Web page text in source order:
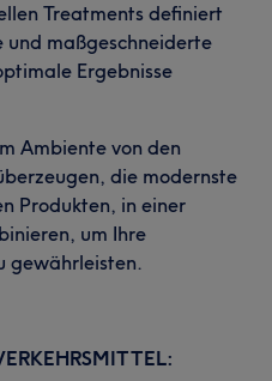
Treatments definiert
und maßgeschneiderte
Ergebnisse
Ambiente von den
die modernste
Produkten, in einer
um Ihre
gewährleisten.